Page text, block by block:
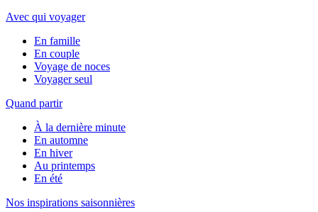
Avec qui voyager
En famille
En couple
Voyage de noces
Voyager seul
Quand partir
À la dernière minute
En automne
En hiver
Au printemps
En été
Nos inspirations saisonnières